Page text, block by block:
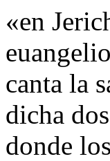
«en
canta la
dicha
donde